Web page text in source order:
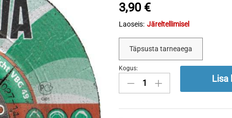
3,90 €
Laoseis: Järeltellimisel
Täpsusta tarneaega
Kivilihvketas
125x7x22mm
Kogus:
Lisa